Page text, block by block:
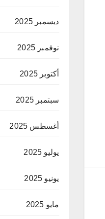
ديسمبر 2025
نوفمبر 2025
أكتوبر 2025
سبتمبر 2025
أغسطس 2025
يوليو 2025
يونيو 2025
مايو 2025